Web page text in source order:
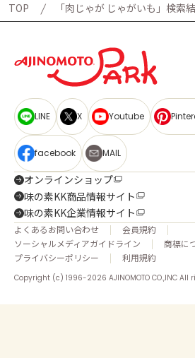
TOP 「肉じゃが じゃがいも」検索
LINE X Youtube
facebook MAIL
オンラインショップ
味の素KK商品情報サイト
味の素KK企業情報サイト
よくあるお問い合わせ
会員規約
ソーシャルメディアガイドライン
商標に
プライバシーポリシー
利用規約
Copyright (c) 1996-2026 AJINOMOTO CO.,INC All